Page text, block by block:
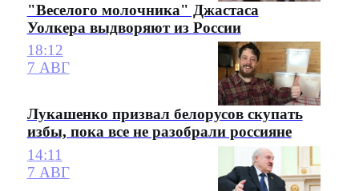
"Веселого молочника" Джастаса
Уолкера выдворяют из России
18:12
7 АВГ
Лукашенко призвал белорусов скупать
избы, пока все не разобрали россияне
14:11
7 АВГ